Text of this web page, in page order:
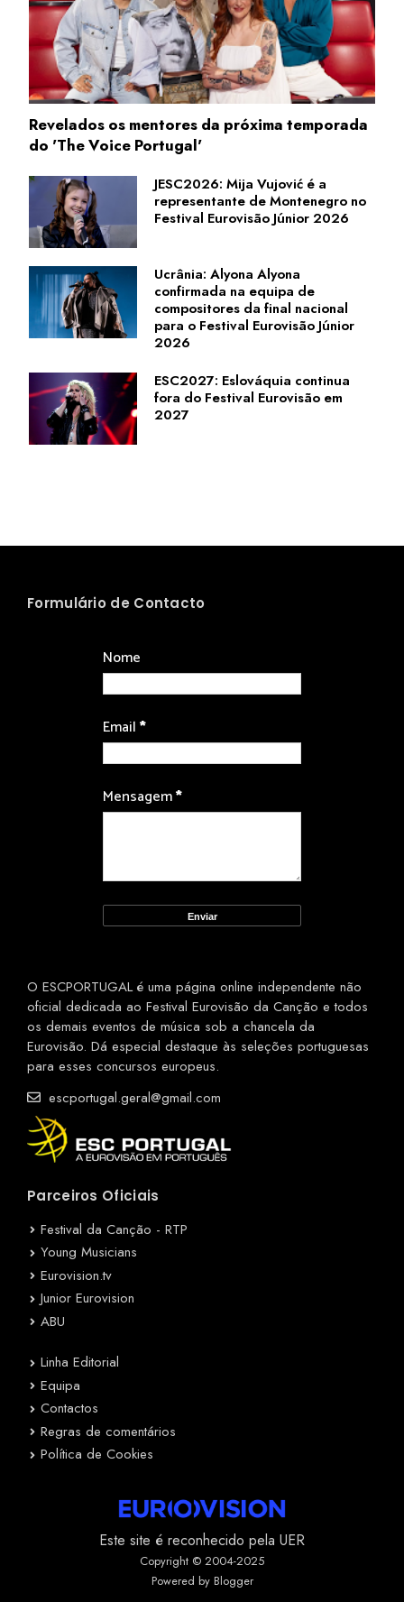
Revelados os mentores da próxima temporada
do 'The Voice Portugal'
JESC2026: Mija Vujović é a
representante de Montenegro no
Festival Eurovisão Júnior 2026
Ucrânia: Alyona Alyona
confirmada na equipa de
compositores da final nacional
para o Festival Eurovisão Júnior
2026
ESC2027: Eslováquia continua
fora do Festival Eurovisão em
2027
Formulário de Contacto
Nome
Email*
Mensagem*
O ESCPORTUGAL é uma página online independente não
oficial dedicada ao Festival Eurovisão da Canção e todos
os demais eventos de música sob a chancela da
Eurovisão. Dá especial destaque às seleções portuguesas
para esses concursos europeus.
escportugal.geral@gmail.com
Parceiros Oficiais
Festival da Canção - RTP
Young Musicians
Eurovision.tv
Junior Eurovision
ABU
Linha Editorial
Equipa
Contactos
Regras de comentários
Política de Cookies
Este site é reconhecido pela UER
Copyright © 2004-2025
Powered by Blogger